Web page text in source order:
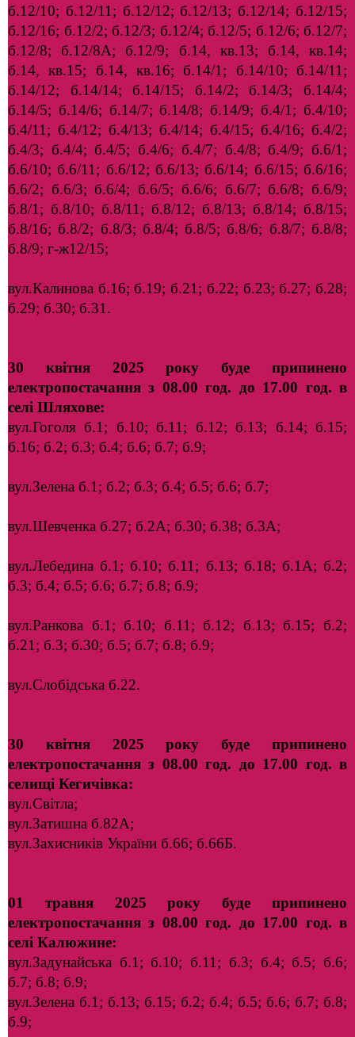
б.12/10; б.12/11; б.12/12; б.12/13; б.12/14; б.12/15;
б.12/16; б.12/2; б.12/3; б.12/4; б.12/5; б.12/6; б.12/7;
б.12/8; б.12/8А; б.12/9; б.14, кв.13; б.14, кв.14;
б.14, кв.15; б.14, кв.16; б.14/1; б.14/10; б.14/11;
б.14/12; б.14/14; б.14/15; б.14/2; б.14/3; б.14/4;
б.14/5; б.14/6; б.14/7; б.14/8; б.14/9; б.4/1; б.4/10;
б.4/11; б.4/12; б.4/13; б.4/14; б.4/15; б.4/16; б.4/2;
б.4/3; б.4/4; б.4/5; б.4/6; б.4/7; б.4/8; б.4/9; б.6/1;
б.6/10; б.6/11; б.6/12; б.6/13; б.6/14; б.6/15; б.6/16;
б.6/2; б.6/3; б.6/4; б.6/5; б.6/6; б.6/7; б.6/8; б.6/9;
б.8/1; б.8/10; б.8/11; б.8/12; б.8/13; б.8/14; б.8/15;
б.8/16; б.8/2; б.8/3; б.8/4; б.8/5; б.8/6; б.8/7; б.8/8;
б.8/9; г-ж12/15;
вул.Калинова б.16; б.19; б.21; б.22; б.23; б.27; б.28;
б.29; б.30; б.31.
30 квітня 2025 року буде припинено
електропостачання з 08.00 год. до 17.00 год. в
селі Шляхове:
вул.Гоголя б.1; б.10; б.11; б.12; б.13; б.14; б.15;
б.16; б.2; б.3; б.4; б.6; б.7; б.9;
вул.Зелена б.1; б.2; б.3; б.4; б.5; б.6; б.7;
вул.Шевченка б.27; б.2А; б.30; б.38; б.3А;
вул.Лебедина б.1; б.10; б.11; б.13; б.18; б.1А; б.2;
б.3; б.4; б.5; б.6; б.7; б.8; б.9;
вул.Ранкова б.1; б.10; б.11; б.12; б.13; б.15; б.2;
б.21; б.3; б.30; б.5; б.7; б.8; б.9;
вул.Слобідська б.22.
30 квітня 2025 року буде припинено
електропостачання з 08.00 год. до 17.00 год. в
селищі Кегичівка:
вул.Світла;
вул.Затишна б.82А;
вул.Захисників України б.66; б.66Б.
01 травня 2025 року буде припинено
електропостачання з 08.00 год. до 17.00 год. в
селі Калюжине:
вул.Задунайська б.1; б.10; б.11; б.3; б.4; б.5; б.6;
б.7; б.8; б.9;
вул.Зелена б.1; б.13; б.15; б.2; б.4; б.5; б.6; б.7; б.8;
б.9;